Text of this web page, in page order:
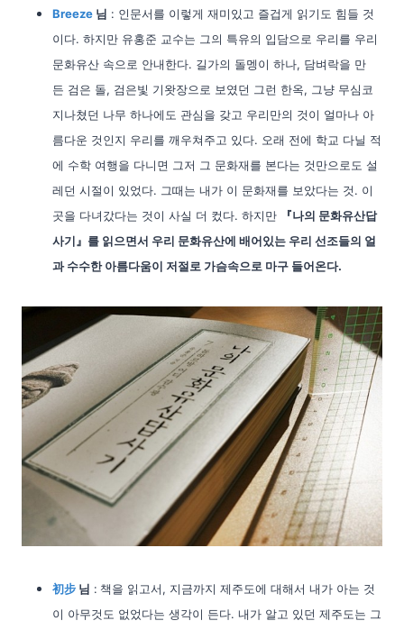
Breeze 님 : 인문서를 이렇게 재미있고 즐겁게 읽기도 힘들 것
이다. 하지만 유홍준 교수는 그의 특유의 입담으로 우리를 우리
문화유산 속으로 안내한다. 길가의 돌멩이 하나, 담벼락을 만
든 검은 돌, 검은빛 기왓장으로 보였던 그런 한옥, 그냥 무심코
지나쳤던 나무 하나에도 관심을 갖고 우리만의 것이 얼마나 아
름다운 것인지 우리를 깨우쳐주고 있다. 오래 전에 학교 다닐 적
에 수학 여행을 다니면 그저 그 문화재를 본다는 것만으로도 설
레던 시절이 있었다. 그때는 내가 이 문화재를 보았다는 것. 이
곳을 다녀갔다는 것이 사실 더 컸다. 하지만
『나의 문화유산답
사기』를 읽으면서 우리 문화유산에 배어있는 우리 선조들의 얼
과 수수한 아름다움이 저절로 가슴속으로 마구 들어온다.
初步 님 : 책을 읽고서, 지금까지 제주도에 대해서 내가 아는 것
이 아무것도 없었다는 생각이 든다. 내가 알고 있던 제주도는 그